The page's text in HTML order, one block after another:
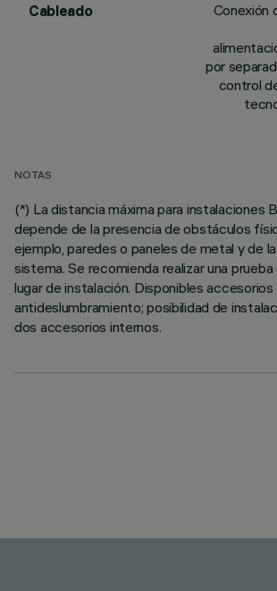
Cableado
Conexión
por
control
NOTAS
(*) La distancia máxima para instalaciones
depende de la presencia de obstáculos
ejemplo, paredes o paneles de metal y de
sistema. Se recomienda realizar una
lugar de instalación. Disponibles
antideslumbramiento; posibilidad de
dos accesorios internos.